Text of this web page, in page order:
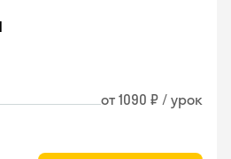
от 1090 ₽ / урок